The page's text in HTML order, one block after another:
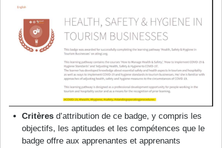
Critèresd’attribution de ce badge, y compris les
objectifs, les aptitudes et les compétences que le
badge offre aux apprenantes et apprenants